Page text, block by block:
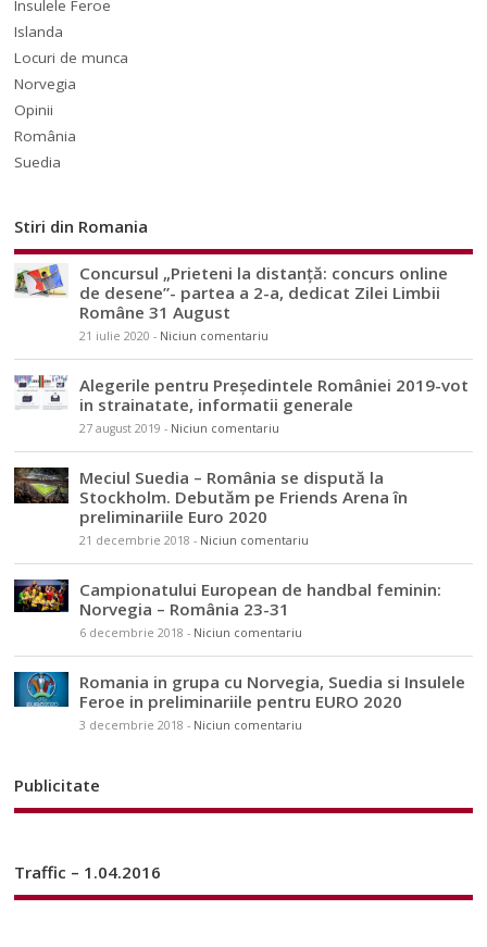
Insulele Feroe
Islanda
Locuri de munca
Norvegia
Opinii
România
Suedia
Stiri din Romania
Concursul „Prieteni la distanță: concurs online
de desene”- partea a 2-a, dedicat Zilei Limbii
Române 31 August
21 iulie 2020 - Niciun comentariu
Alegerile pentru Președintele României 2019-vot
in strainatate, informatii generale
27 august 2019 - Niciun comentariu
Meciul Suedia – România se dispută la
Stockholm. Debutăm pe Friends Arena în
preliminariile Euro 2020
21 decembrie 2018 - Niciun comentariu
Campionatului European de handbal feminin:
Norvegia – România 23-31
6 decembrie 2018 - Niciun comentariu
Romania in grupa cu Norvegia, Suedia si Insulele
Feroe in preliminariile pentru EURO 2020
3 decembrie 2018 - Niciun comentariu
Publicitate
Traffic – 1.04.2016